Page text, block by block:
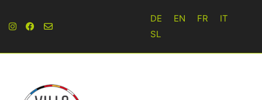
DE EN FR
IT
SL